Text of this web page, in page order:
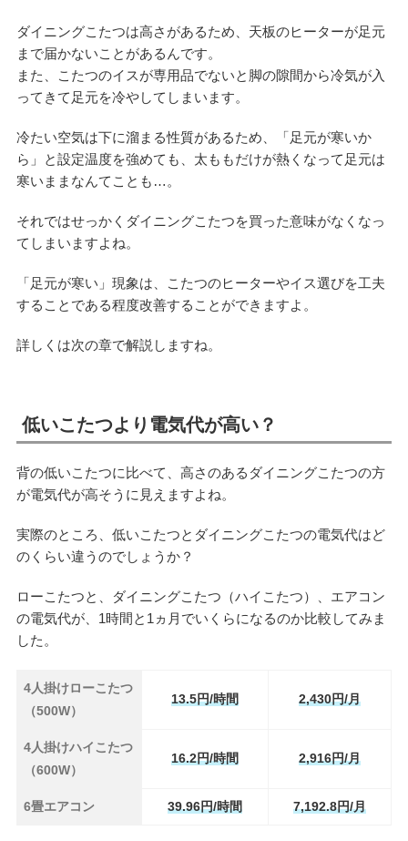
ダイニングこたつは高さがあるため、天板のヒーターが足元
まで届かないことがあるんです。
また、こたつのイスが専用品でないと脚の隙間から冷気が入
ってきて足元を冷やしてしまいます。
冷たい空気は下に溜まる性質があるため、「足元が寒いか
ら」と設定温度を強めても、太ももだけが熱くなって足元は
寒いままなんてことも…。
それではせっかくダイニングこたつを買った意味がなくなっ
てしまいますよね。
「足元が寒い」現象は、こたつのヒーターやイス選びを工夫
することである程度改善することができますよ。
詳しくは次の章で解説しますね。
低いこたつより電気代が高い？
背の低いこたつに比べて、高さのあるダイニングこたつの方
が電気代が高そうに見えますよね。
実際のところ、低いこたつとダイニングこたつの電気代はど
のくらい違うのでしょうか？
ローこたつと、ダイニングこたつ（ハイこたつ）、エアコン
の電気代が、1時間と1ヵ月でいくらになるのか比較してみま
した。
4人掛けローこたつ
（500W）
13.5円/時間 2,430円/月
4人掛けハイこたつ
（600W）
16.2円/時間 2,916円/月
6畳エアコン 39.96円/時間 7,192.8円/月